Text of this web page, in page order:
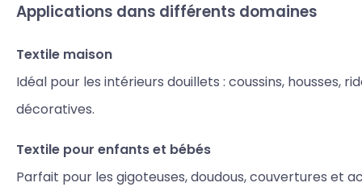
Applications dans différents domaines
Textile maison
Idéal pour les intérieurs douillets : coussins, housses,
décoratives.
Textile pour enfants et bébés
Parfait pour les gigoteuses, doudous, couvertures et